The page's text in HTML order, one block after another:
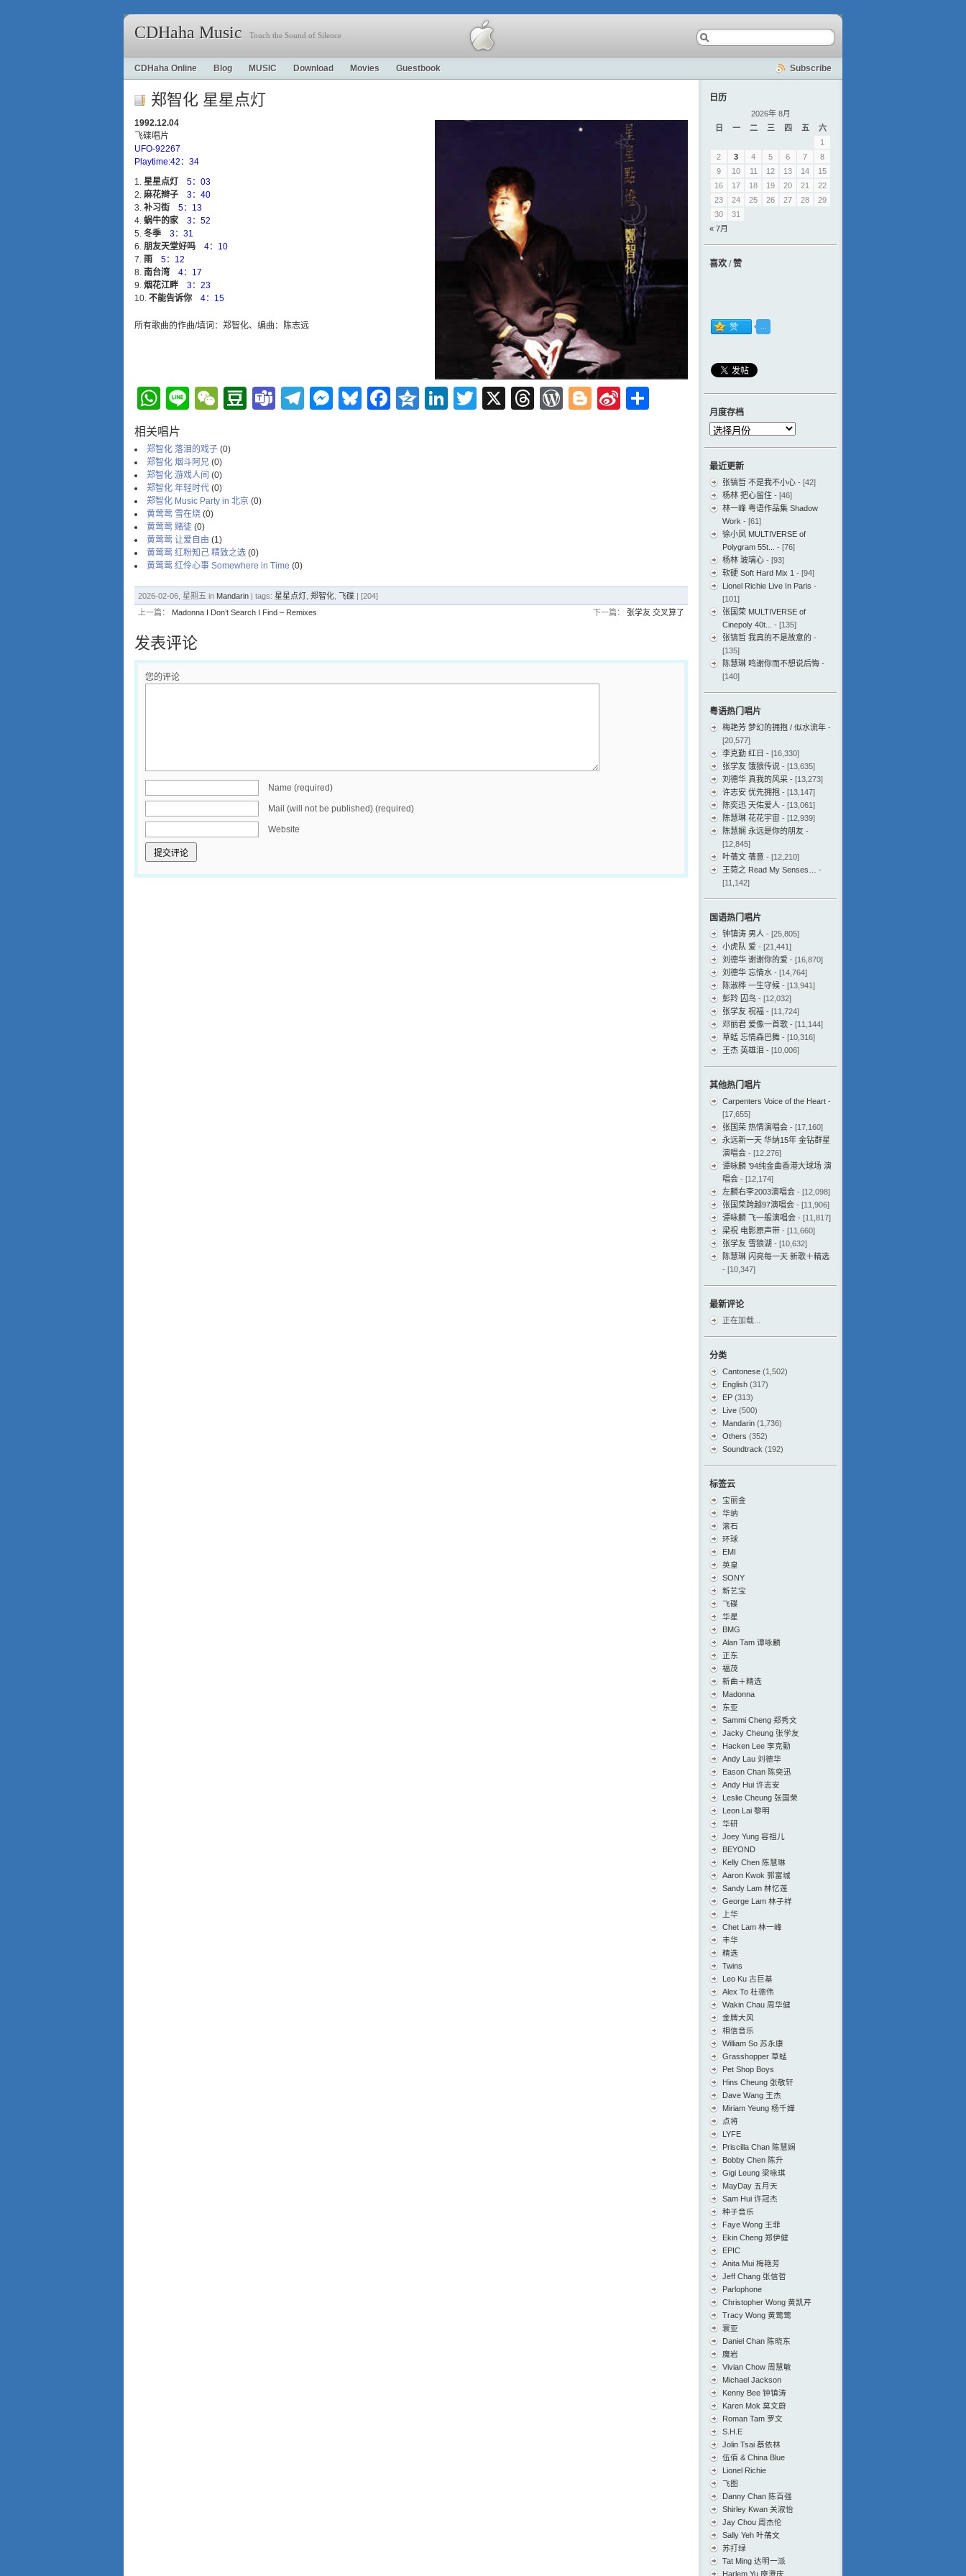
CDHaha Music Touch the Sound of Silence
CDHaha Online Blog MUSIC Download Movies Guestbook Subscribe
郑智化 星星点灯
1992.12.04
飞碟唱片
UFO-92267
Playtime:42：34
星星点灯
5：03
麻花辫子
3：40
补习街
5：13
蜗牛的家
3：52
冬季
3：31
朋友天堂好吗
4：10
雨
5：12
南台湾
4：17
烟花江畔
3：23
不能告诉你
4：15
所有歌曲的作曲/填词：郑智化、编曲：陈志远
WhatsApp
LineWeChat
Douban
TeamsTelegram
Messenger
Bluesky
Facebook
Qzone
LinkedIn
Twitter
X Threads
WordPress
Blogger
Sina
相关唱片
郑智化 落泪的戏子 (0)
郑智化 烟斗阿兄 (0)
郑智化 游戏人间 (0)
郑智化 年轻时代 (0)
郑智化 Music Party in 北京 (0)
黄莺莺 雪在烧 (0)
黄莺莺 赌徒 (0)
黄莺莺 让爱自由 (1)
黄莺莺 红粉知己 精致之选 (0)
黄莺莺 红伶心事 Somewhere in Time (0)
2026-02-06, 星期五 in Mandarin | tags: 星星点灯 郑智化 飞碟 | [204]
上一篇： Madonna I Don’t Search I Find – Remixes 下一篇： 张学友 交叉算了
发表评论
您的评论
Name (required)
Mail (will not be published) (required)
Website
日历
2026年 8月
日
一 二 三 四 五
六
1
2
3 4 5 6 7
8
9
10 11 12 13 14
15
16
17 18 19 20 21
22
23
24 25 26 27 28
29
30
31
« 7月
喜欢 / 赞
月度存档
月
档
最近更新
张镐哲 不是我不小心 - [42]
杨林 把心留住 - [46]
林一峰 粤语作品集 Shadow
Work - [61]
徐小凤 MULTIVERSE of
Polygram 55t...
- [76]
杨林 玻璃心 - [93]
软硬 Soft Hard Mix 1 - [94]
Lionel Richie Live In Paris -
[101]
张国荣 MULTIVERSE of
Cinepoly 40t...
- [135]
张镐哲 我真的不是故意的 -
[135]
陈慧琳 鸣谢你而不想说后悔 -
[140]
粤语热门唱片
梅艳芳 梦幻的拥抱 / 似水流年 -
[20,577]
李克勤 红日 - [16,330]
张学友 饿狼传说 - [13,635]
刘德华 真我的风采 - [13,273]
许志安 优先拥抱 - [13,147]
陈奕迅 天佑爱人 - [13,061]
陈慧琳 花花宇宙 - [12,939]
陈慧娴 永远是你的朋友 -
[12,845]
叶蒨文 蒨意 - [12,210]
王菀之 Read My Senses…
-
[11,142]
国语热门唱片
钟镇涛 男人 - [25,805]
小虎队 爱 - [21,441]
刘德华 谢谢你的爱 - [16,870]
刘德华 忘情水 - [14,764]
陈淑桦 一生守候 - [13,941]
彭羚 囚鸟 - [12,032]
张学友 祝福 - [11,724]
邓丽君 爱像一首歌 - [11,144]
草蜢 忘情森巴舞 - [10,316]
王杰 英雄泪 - [10,006]
其他热门唱片
Carpenters Voice of the Heart -
[17,655]
张国荣 热情演唱会 - [17,160]
永远新一天 华纳15年 金钻群星
演唱会 - [12,276]
谭咏麟 ’94纯金曲香港大球场 演
唱会 - [12,174]
左麟右李2003演唱会 - [12,098]
张国荣跨越97演唱会 - [11,906]
谭咏麟 飞一般演唱会 - [11,817]
梁祝 电影原声带 - [11,660]
张学友 雪狼湖 - [10,632]
陈慧琳 闪亮每一天 新歌＋精选
- [10,347]
最新评论
正在加载...
分类
Cantonese (1,502)
English (317)
EP (313)
Live (500)
Mandarin (1,736)
Others (352)
Soundtrack (192)
标签云
宝丽金
华纳
滚石
环球
EMI
英皇
SONY
新艺宝
飞碟
华星
BMG
Alan Tam 谭咏麟
正东
福茂
新曲＋精选
Madonna
东亚
Sammi Cheng 郑秀文
Jacky Cheung 张学友
Hacken Lee 李克勤
Andy Lau 刘德华
Eason Chan 陈奕迅
Andy Hui 许志安
Leslie Cheung 张国荣
Leon Lai 黎明
华研
Joey Yung 容祖儿
BEYOND
Kelly Chen 陈慧琳
Aaron Kwok 郭富城
Sandy Lam 林忆莲
George Lam 林子祥
上华
Chet Lam 林一峰
丰华
精选
Twins
Leo Ku 古巨基
Alex To 杜德伟
Wakin Chau 周华健
金牌大风
相信音乐
William So 苏永康
Grasshopper 草蜢
Pet Shop Boys
Hins Cheung 张敬轩
Dave Wang 王杰
Miriam Yeung 杨千嬅
点将
LYFE
Priscilla Chan 陈慧娴
Bobby Chen 陈升
Gigi Leung 梁咏琪
MayDay 五月天
Sam Hui 许冠杰
种子音乐
Faye Wong 王菲
Ekin Cheng 郑伊健
EPIC
Anita Mui 梅艳芳
Jeff Chang 张信哲
Parlophone
Christopher Wong 黄凯芹
Tracy Wong 黄莺莺
寰亚
Daniel Chan 陈晓东
魔岩
Vivian Chow 周慧敏
Michael Jackson
Kenny Bee 钟镇涛
Karen Mok 莫文蔚
Roman Tam 罗文
S.H.E
Jolin Tsai 蔡依林
伍佰 & China Blue
Lionel Richie
飞图
Danny Chan 陈百强
Shirley Kwan 关淑怡
Jay Chou 周杰伦
Sally Yeh 叶蒨文
苏打绿
Tat Ming 达明一派
Harlem Yu 庾澄庆